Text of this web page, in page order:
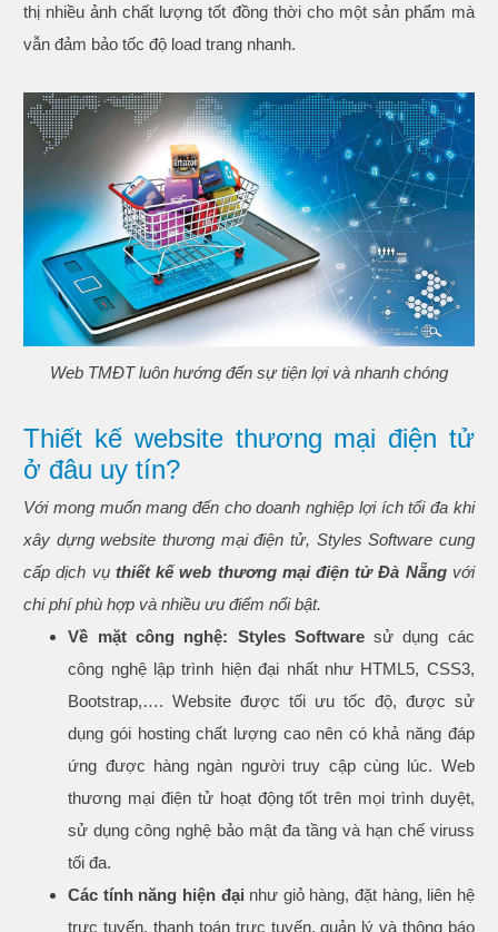
thị nhiều ảnh chất lượng tốt đồng thời cho một sản phẩm mà
vẫn đảm bảo tốc độ load trang nhanh.
Web TMĐT luôn hướng đến sự tiện lợi và nhanh chóng
Thiết kế website thương mại điện tử
ở đâu uy tín?
Với mong muốn mang đến cho doanh nghiệp lợi ích tối đa khi
xây dựng website thương mại điện tử, Styles Software cung
cấp dịch vụ thiết kế web thương mại điện tử Đà Nẵng với
chi phí phù hợp và nhiều ưu điểm nổi bật.
Về mặt công nghệ: Styles Softwaresử dụng các
công nghệ lập trình hiện đại nhất như HTML5, CSS3,
Bootstrap,…. Website được tối ưu tốc độ, được sử
dụng gói hosting chất lượng cao nên có khả năng đáp
ứng được hàng ngàn người truy cập cùng lúc. Web
thương mại điện tử hoạt động tốt trên mọi trình duyệt,
sử dụng công nghệ bảo mật đa tầng và hạn chế viruss
tối đa.
Các tính năng hiện đại như giỏ hàng, đặt hàng, liên hệ
trực tuyến, thanh toán trực tuyến, quản lý và thông báo